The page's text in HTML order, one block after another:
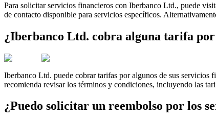
Para solicitar servicios financieros con Iberbanco Ltd., puede
de contacto disponible para servicios específicos.
¿Iberbanco Ltd. cobra alguna tarifa por
Iberbanco Ltd. puede cobrar tarifas por algunos de sus servicios
recomienda revisar los términos y condiciones, incluyendo las
¿Puedo solicitar un reembolso por los